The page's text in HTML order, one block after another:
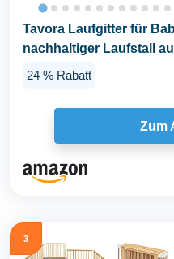
Tavora Laufgitter für
nachhaltiger Laufstall
Tür...
24 % Rabatt
Zum
3